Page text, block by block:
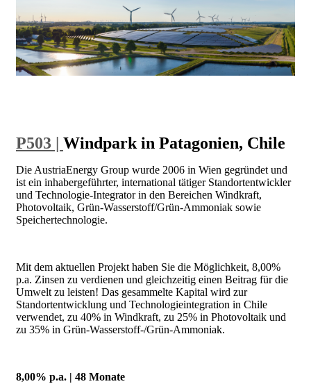
P503 | Windpark in Patagonien, Chile
Die AustriaEnergy Group wurde 2006 in Wien gegründet und
ist ein inhabergeführter, international tätiger Standortentwickler
und Technologie-Integrator in den Bereichen Windkraft,
Photovoltaik, Grün-Wasserstoff/Grün-Ammoniak sowie
Speichertechnologie.
Mit dem aktuellen Projekt haben Sie die Möglichkeit, 8,00%
p.a. Zinsen zu verdienen und gleichzeitig einen Beitrag für die
Umwelt zu leisten! Das gesammelte Kapital wird zur
Standortentwicklung und Technologieintegration in Chile
verwendet, zu 40% in Windkraft, zu 25% in Photovoltaik und
zu 35% in Grün-Wasserstoff-/Grün-Ammoniak.
8,00% p.a. | 48 Monate